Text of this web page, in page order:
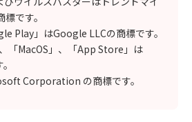
です。
Play」はGoogle LLCの商標です。
「MacOS」、「App Store」は
Corporation の商標です。